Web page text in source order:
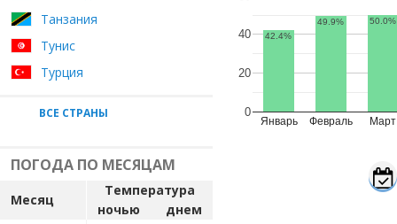
Танзания
Тунис
Турция
ВСЕ СТРАНЫ
ПОГОДА ПО МЕСЯЦАМ
Месяц
Температура
ночью
днем
Январь Февраль Март
0
20
40 42.4%
49.9% 50.0%